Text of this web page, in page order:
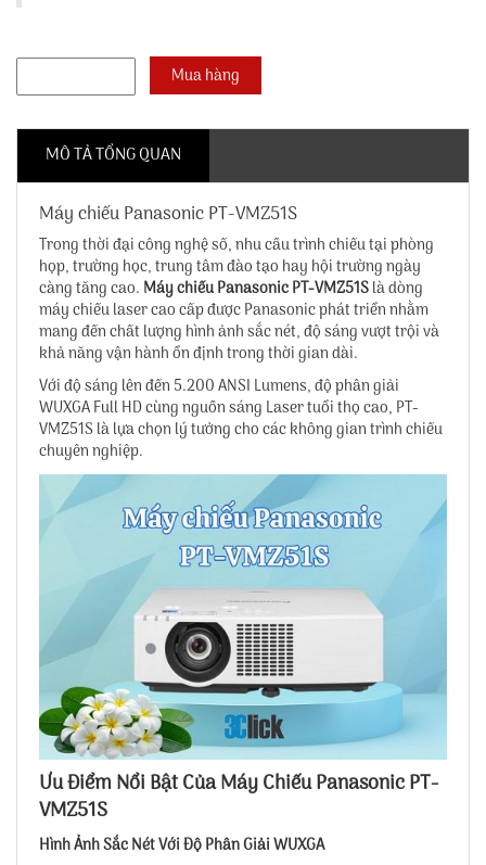
MÔ TẢ TỔNG QUAN
Máy chiếu Panasonic PT-VMZ51S
Trong thời đại công nghệ số, nhu cầu trình chiếu tại phòng
họp, trường học, trung tâm đào tạo hay hội trường ngày
càng tăng cao. Máy chiếu Panasonic PT-VMZ51Slà dòng
máy chiếu laser cao cấp được Panasonic phát triển nhằm
mang đến chất lượng hình ảnh sắc nét, độ sáng vượt trội và
khả năng vận hành ổn định trong thời gian dài.
Với độ sáng lên đến 5.200 ANSI Lumens, độ phân giải
WUXGA Full HD cùng nguồn sáng Laser tuổi thọ cao, PT-
VMZ51S là lựa chọn lý tưởng cho các không gian trình chiếu
chuyên nghiệp.
Ưu Điểm Nổi Bật Của Máy Chiếu Panasonic PT-
VMZ51S
Hình Ảnh Sắc Nét Với Độ Phân Giải WUXGA